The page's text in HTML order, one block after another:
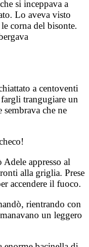
si inceppava a
Lo aveva visto
corna del bisonte.
a centoventi
trangugiare un
che ne
appresso al
alla griglia. Prese
accendere il fuoco.
rientrando con
un leggero